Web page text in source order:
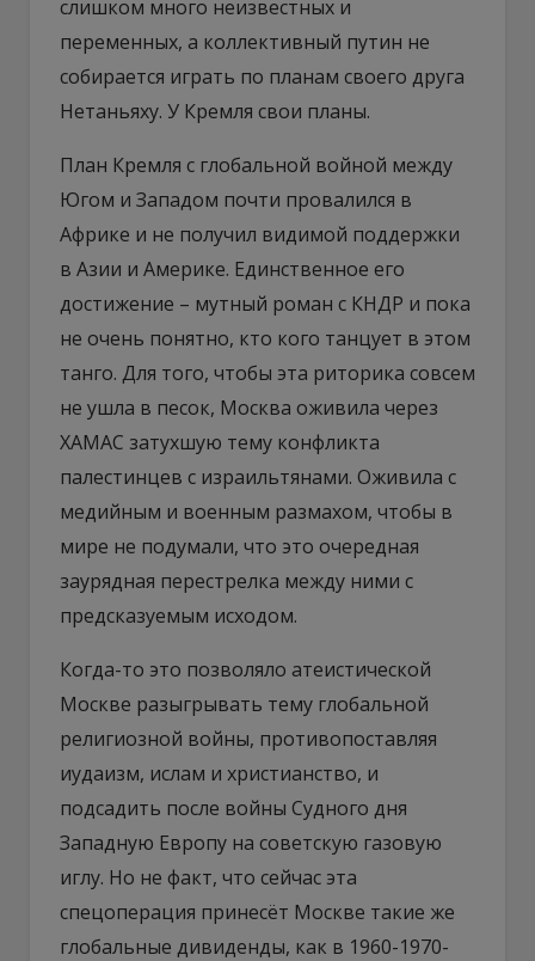
слишком много неизвестных и
переменных, а коллективный путин не
собирается играть по планам своего друга
Нетаньяху. У Кремля свои планы.
План Кремля с глобальной войной между
Югом и Западом почти провалился в
Африке и не получил видимой поддержки
в Азии и Америке. Единственное его
достижение – мутный роман с КНДР и пока
не очень понятно, кто кого танцует в этом
танго. Для того, чтобы эта риторика совсем
не ушла в песок, Москва оживила через
ХАМАС затухшую тему конфликта
палестинцев с израильтянами. Оживила с
медийным и военным размахом, чтобы в
мире не подумали, что это очередная
заурядная перестрелка между ними с
предсказуемым исходом.
Когда-то это позволяло атеистической
Москве разыгрывать тему глобальной
религиозной войны, противопоставляя
иудаизм, ислам и христианство, и
подсадить после войны Судного дня
Западную Европу на советскую газовую
иглу. Но не факт, что сейчас эта
спецоперация принесёт Москве такие же
глобальные дивиденды, как в 1960-1970-